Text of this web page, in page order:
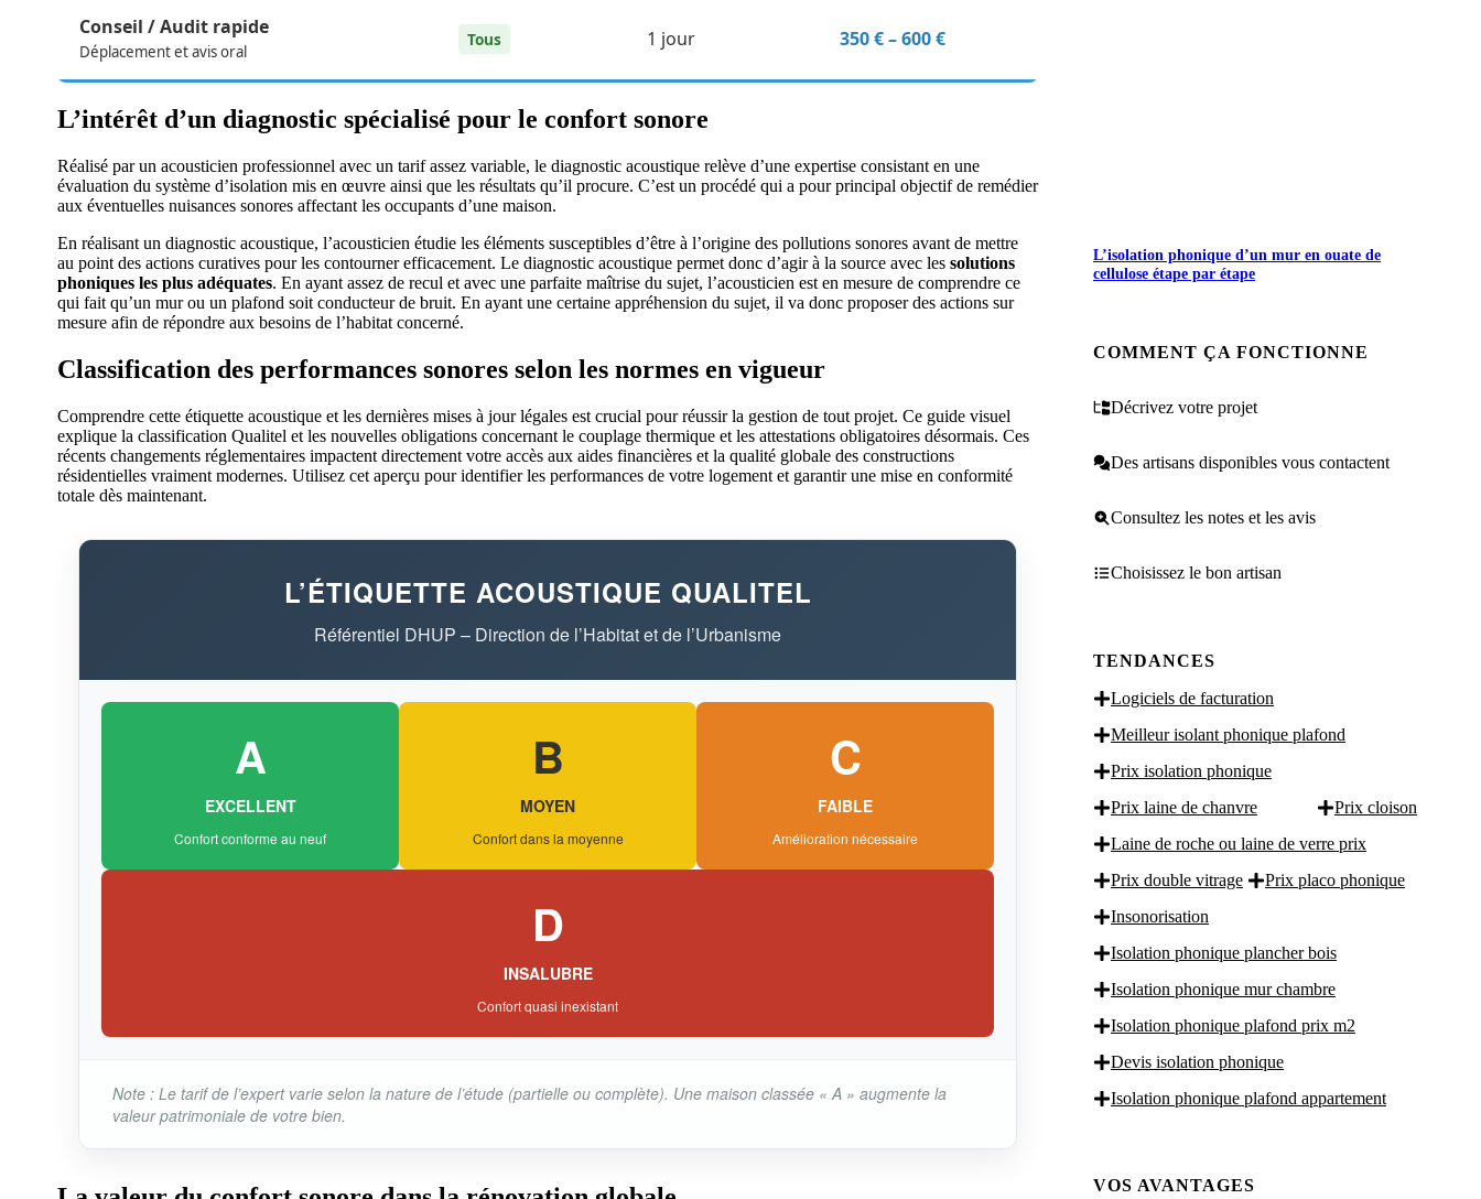
Conseil / Audit rapide
Déplacement et avis oral
Tous 1 jour 350 € – 600 €
L’intérêt d’un diagnostic spécialisé pour le confort sonore
Réalisé par un acousticien professionnel avec un tarif assez variable, le diagnostic acoustique relève d’une expertise consistant en une
évaluation du système d’isolation mis en œuvre ainsi que les résultats qu’il procure. C’est un procédé qui a pour principal objectif de remédier
aux éventuelles nuisances sonores affectant les occupants d’une maison.
En réalisant un diagnostic acoustique, l’acousticien étudie les éléments susceptibles d’être à l’origine des pollutions sonores avant de mettre
au point des actions curatives pour les contourner efficacement. Le diagnostic acoustique permet donc d’agir à la source avec les solutions
phoniques les plus adéquates. En ayant assez de recul et avec une parfaite maîtrise du sujet, l’acousticien est en mesure de comprendre ce
qui fait qu’un mur ou un plafond soit conducteur de bruit. En ayant une certaine appréhension du sujet, il va donc proposer des actions sur
mesure afin de répondre aux besoins de l’habitat concerné.
Classification des performances sonores selon les normes en vigueur
Comprendre cette étiquette acoustique et les dernières mises à jour légales est crucial pour réussir la gestion de tout projet. Ce guide visuel
explique la classification Qualitel et les nouvelles obligations concernant le couplage thermique et les attestations obligatoires désormais. Ces
récents changements réglementaires impactent directement votre accès aux aides financières et la qualité globale des constructions
résidentielles vraiment modernes. Utilisez cet aperçu pour identifier les performances de votre logement et garantir une mise en conformité
totale dès maintenant.
L’ÉTIQUETTE ACOUSTIQUE QUALITEL
Référentiel DHUP – Direction de l’Habitat et de l’Urbanisme
A
EXCELLENT
Confort conforme au neuf
B
MOYEN
Confort dans la moyenne
C
FAIBLE
Amélioration nécessaire
D
INSALUBRE
Confort quasi inexistant
Note : Le tarif de l’expert varie selon la nature de l’étude (partielle ou complète). Une maison classée « A » augmente la
valeur patrimoniale de votre bien.
L’isolation phonique d’un mur en ouate de
cellulose étape par étape
COMMENT ÇA FONCTIONNE
Décrivez votre projet
Des artisans disponibles vous contactent
Consultez les notes et les avis
Choisissez le bon artisan
TENDANCES
Logiciels de facturation
Meilleur isolant phonique plafond
Prix isolation phonique
Prix laine de chanvre
Prix cloison
Laine de roche ou laine de verre prix
Prix double vitrage
Prix placo phonique
Insonorisation
Isolation phonique plancher bois
Isolation phonique mur chambre
Isolation phonique plafond prix m2
Devis isolation phonique
Isolation phonique plafond appartement
VOS AVANTAGES